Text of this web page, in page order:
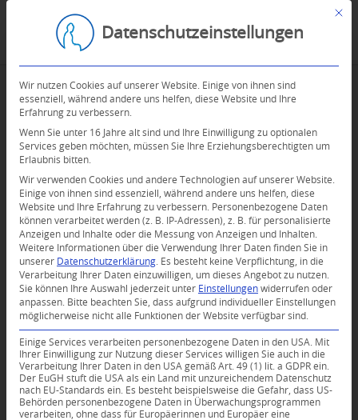
Mit
Datenschutzeinstellungen
Wir nutzen Cookies auf unserer Website. Einige von ihnen sind
essenziell, während andere uns helfen, diese Website und Ihre
Erfahrung zu verbessern.
Wenn Sie unter 16 Jahre alt sind und Ihre Einwilligung zu optionalen
Services geben möchten, müssen Sie Ihre Erziehungsberechtigten um
Erlaubnis bitten.
Wir verwenden Cookies und andere Technologien auf unserer Website.
Einige von ihnen sind essenziell, während andere uns helfen, diese
Website und Ihre Erfahrung zu verbessern.
Personenbezogene Daten
können verarbeitet werden (z. B. IP-Adressen), z. B. für personalisierte
Anzeigen und Inhalte oder die Messung von Anzeigen und Inhalten.
Weitere Informationen über die Verwendung Ihrer Daten finden Sie in
unserer Datenschutzerklärung
Es besteht keine Verpflichtung, in die
Verarbeitung Ihrer Daten einzuwilligen, um dieses Angebot zu nutzen.
Sie können Ihre Auswahl jederzeit unter Einstellungen widerrufen oder
anpassen.
Bitte beachten Sie, dass aufgrund individueller Einstellungen
möglicherweise nicht alle Funktionen der Website verfügbar sind.
Einige Services verarbeiten personenbezogene Daten in den USA. Mit
Ihrer Einwilligung zur Nutzung dieser Services willigen Sie auch in die
Verarbeitung Ihrer Daten in den USA gemäß Art. 49 (1) lit. a GDPR ein.
Der EuGH stuft die USA als ein Land mit unzureichendem Datenschutz
nach EU-Standards ein. Es besteht beispielsweise die Gefahr, dass US-
Behörden personenbezogene Daten in Überwachungsprogrammen
verarbeiten, ohne dass für Europäerinnen und Europäer eine